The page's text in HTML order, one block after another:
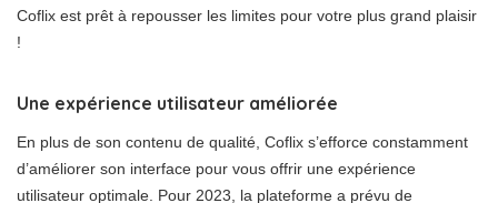
Coflix est prêt à repousser les limites pour votre plus grand plaisir
!
Une expérience utilisateur améliorée
En plus de son contenu de qualité, Coflix s’efforce constamment
d’améliorer son interface pour vous offrir une expérience
utilisateur optimale. Pour 2023, la plateforme a prévu de